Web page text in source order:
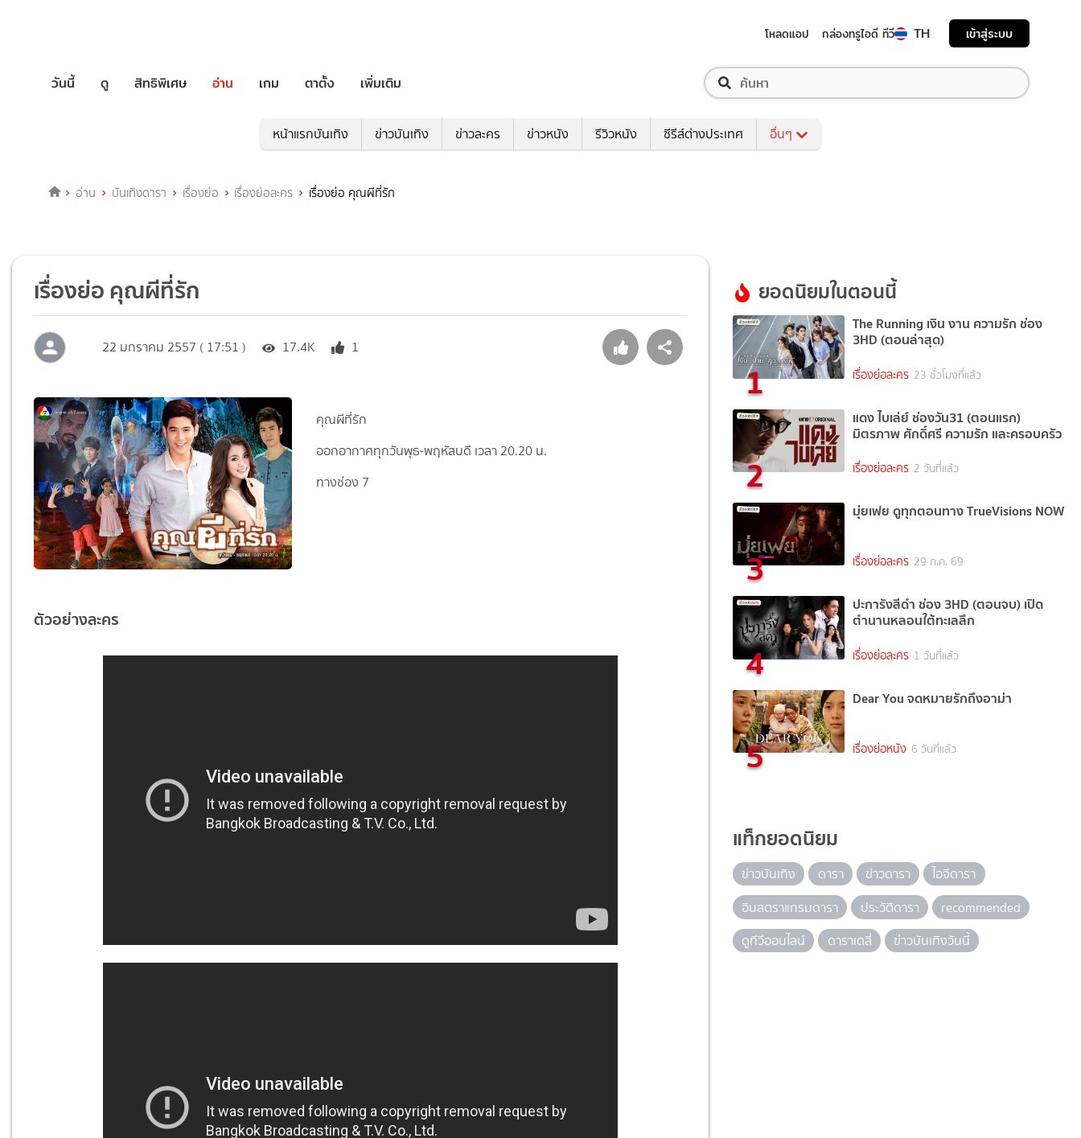
โหลดแอป กล่องทรูไอดี ทีวี TH เข้าสู่ระบบ
วันนี้ ดู สิทธิพิเศษ อ่าน เกม ตาตั้ง เพิ่มเติม
หน้าแรกบันเทิง ข่าวบันเทิง ข่าวละคร ข่าวหนัง รีวิวหนัง ซีรีส์ต่างประเทศ อื่นๆ
อ่าน บันเทิงดารา เรื่องย่อ เรื่องย่อละคร เรื่องย่อ คุณผีที่รัก
เรื่องย่อ คุณผีที่รัก
22 มกราคม 2557 ( 17:51 ) 17.4K 1
คุณผีที่รัก
ออกอากาศทุกวันพุธ-พฤหัสบดี เวลา 20.20 น.
ทางช่อง 7
ตัวอย่างละคร
ยอดนิยมในตอนนี้
1
The Running เงิน งาน ความรัก ช่อง
3HD (ตอนล่าสุด)
เรื่องย่อละคร 23 ชั่วโมงที่แล้ว
2
แดง ไบเล่ย์ ช่องวัน31 (ตอนแรก)
มิตรภาพ ศักดิ์ศรี ความรัก และครอบครัว
เรื่องย่อละคร 2 วันที่แล้ว
3
มุ่ยเฟย ดูทุกตอนทาง TrueVisions NOW
เรื่องย่อละคร 29 ก.ค. 69
4
ปะการังสีดำ ช่อง 3HD (ตอนจบ) เปิด
ตำนานหลอนใต้ทะเลลึก
เรื่องย่อละคร 1 วันที่แล้ว
5
Dear You จดหมายรักถึงอาม่า
เรื่องย่อหนัง 6 วันที่แล้ว
แท็กยอดนิยม
ข่าวบันเทิง ดารา ข่าวดารา
ไอจีดารา
อินสตราแกรมดารา
ประวัติดารา
recommended
ดูทีวีออนไลน์
ดาราเดลี่ ข่าวบันเทิงวันนี้